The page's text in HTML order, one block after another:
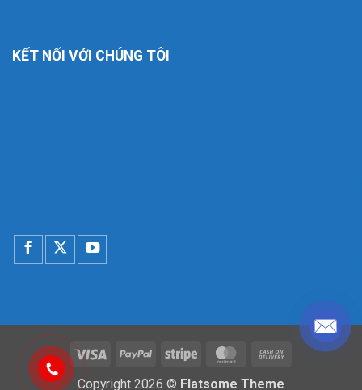
KẾT NỐI VỚI CHÚNG TÔI
Visa PayPal Stripe MasterCardCash
Copyright 2026 © Flatsome Theme